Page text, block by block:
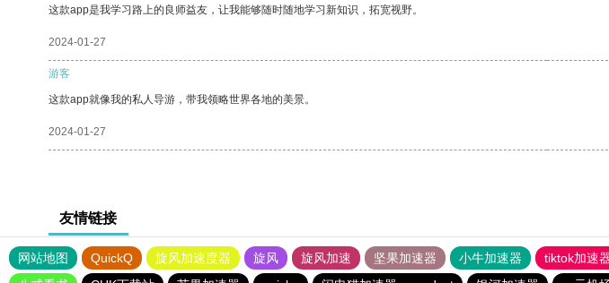
这款app是我学习路上的良师益友，让我能够随时随地学习新知识，拓宽视野。
2024-01-27
游客
这款app就像我的私人导游，带我领略世界各地的美景。
2024-01-27
友情链接
网站地图 QuickQ 旋风加速度器 旋风 旋风加速 坚果加速器 小牛加速器 tiktok加速